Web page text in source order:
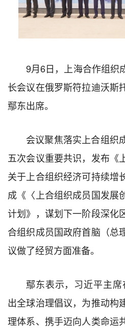
9月6日，上海合作组织
长会议在俄罗斯符拉迪沃斯
鄢东出席。
会议聚焦落实上合组织
五次会议重要共识，发布《
关于上合组织经济可持续增
成《〈上合组织成员国发展
计划》，谋划下一阶段深化
合组织成员国政府首脑（总
议做了经贸方面准备。
鄢东表示，习近平主席
出全球治理倡议，为推动构
理体系、携手迈向人类命运